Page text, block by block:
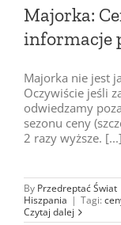
Majorka:
informacje
Majorka nie jest
Oczywiście jeśli
odwiedzamy
sezonu ceny
2 razy wyższe. [...]
By Przedreptać Świat
Hiszpania | Tagi:
Czytaj dalej